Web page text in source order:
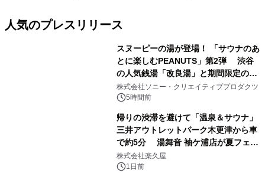
人気のプレスリリース
スヌーピーの湯が登場！ 「サウナのあ
とに楽しむPEANUTS」第2弾 渋谷
の人気銭湯「改良湯」と期間限定のコ
ラボレーション サウナイキタイコラ
ボグッズも発売決定！
株式会社ソニー・クリエイティブプロダクツ
5時間前
帰りの渋滞を避けて「温泉＆サウナ」
三井アウトレットパーク木更津から車
で約5分 湯舞音 袖ケ浦店が夏フェア
メニューを提供
株式会社楽久屋
1日前